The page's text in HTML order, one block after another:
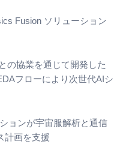
Fusion ソリューション
の協業を通じて開発した
フローにより次世代AIシ
ョンが宇宙服解析と通信
計画を支援